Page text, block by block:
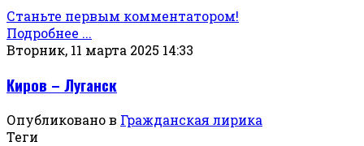
Станьте первым комментатором!
Подробнее ...
Вторник, 11 марта 2025 14:33
Киров – Луганск
Опубликовано в Гражданская лирика
Теги